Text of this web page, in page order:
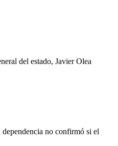
del estado, Javier Olea
no confirmó si el